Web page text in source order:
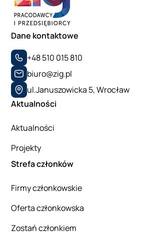
Dane kontaktowe
+48 510 015 810
biuro@zig.pl
ul.Januszowicka 5, Wrocław
Aktualności
Aktualności
Projekty
Strefa członków
Firmy członkowskie
Oferta członkowska
Zostań członkiem